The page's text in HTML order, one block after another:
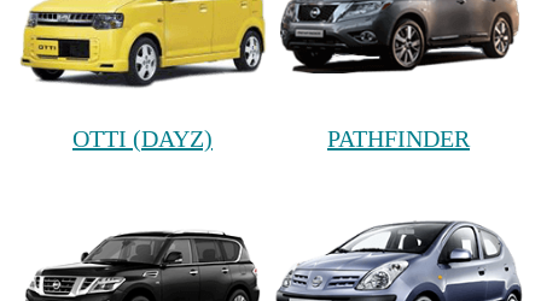
OTTI (DAYZ) PATHFINDER